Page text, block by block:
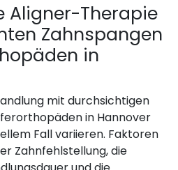
Aligner-Therapie
Zahnspangen
in
mit durchsichtigen
in Hannover
Fall variieren. Faktoren
Zahnfehlstellung, die